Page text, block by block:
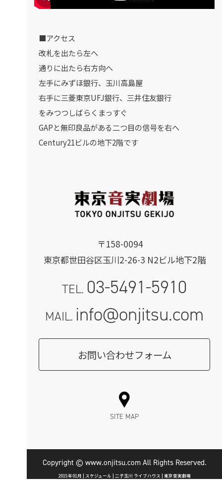
2015年01月 | スケジュール | 二子玉川 ライブハウス | 東京音実劇場
〒158-0094
東京都世田谷区玉川2-26-3 N2ビル地下2階
TEL. 03-5491-5910
MAIL. info@onjitsu.com
お問い合わせフォーム
■アクセス
改札を出たら左へ
通りに出たら右方向へ
左手にみずほ銀行、玉川高島屋
右手に三菱東京UFJ銀行、三井住友銀行
をみつつしばらくまっすぐ
GAPと無印良品がある二つ目の信号を右へ
Century21ビルの地下2階です
SITE MAP
Copyright © www.onjitsu.com All Rights Reserved.